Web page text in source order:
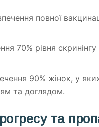
повної
70% рівня
90% жінок, у
та доглядом.
та